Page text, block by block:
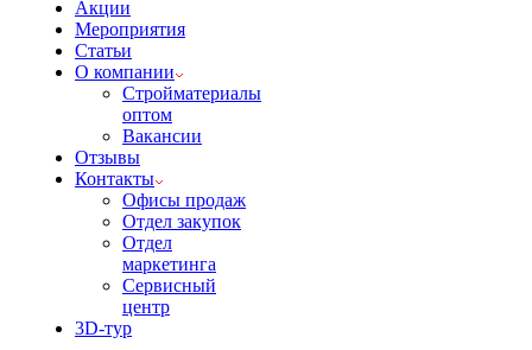
Акции
Мероприятия
Статьи
О компании
Стройматериалы
оптом
Вакансии
Отзывы
Контакты
Офисы продаж
Отдел закупок
Отдел
маркетинга
Сервисный
центр
3D-тур